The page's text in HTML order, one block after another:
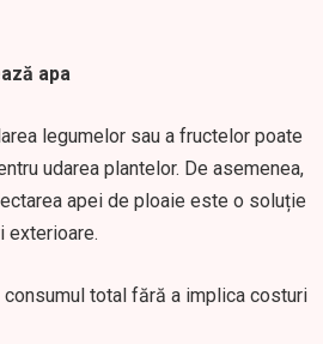
apa
legumelor sau a fructelor poate
udarea plantelor. De asemenea,
apei de ploaie este o soluție
exterioare.
total fără a implica costuri